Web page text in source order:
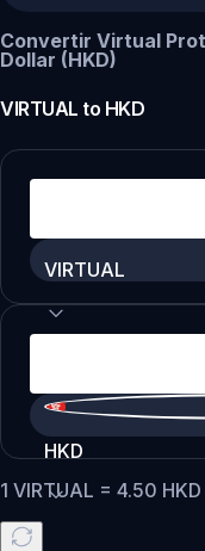
Convertir Virtual
Dollar (HKD)
VIRTUAL to HKD
VIRTUAL
HKD
1 VIRTUAL = 4.50 HKD